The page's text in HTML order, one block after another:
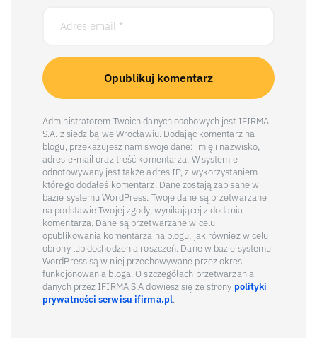
Administratorem Twoich danych osobowych jest IFIRMA
S.A. z siedzibą we Wrocławiu. Dodając komentarz na
blogu, przekazujesz nam swoje dane: imię i nazwisko,
adres e-mail oraz treść komentarza. W systemie
odnotowywany jest także adres IP, z wykorzystaniem
którego dodałeś komentarz. Dane zostają zapisane w
bazie systemu WordPress. Twoje dane są przetwarzane
na podstawie Twojej zgody, wynikającej z dodania
komentarza. Dane są przetwarzane w celu
opublikowania komentarza na blogu, jak również w celu
obrony lub dochodzenia roszczeń. Dane w bazie systemu
WordPress są w niej przechowywane przez okres
funkcjonowania bloga. O szczegółach przetwarzania
danych przez IFIRMA S.A dowiesz się ze strony polityki
prywatności serwisu ifirma.pl.